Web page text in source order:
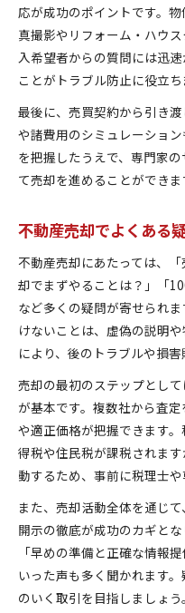
応が成功のポイントです。
真撮影やリフォーム・ハウ
入希望者からの質問には迅
ことがトラブル防止に役立ち
最後に、売買契約から引き
や諸費用のシミュレーショ
を把握したうえで、専門家
て売却を進めることができま
不動産売却でよくある
不動産売却にあたっては、
却でまずやることは？」「
など多くの疑問が寄せられ
けないことは、虚偽の説明
により、後のトラブルや損害
売却の最初のステップとし
が基本です。複数社から査
や適正価格が把握できます
得税や住民税が課税されま
動するため、事前に税理士
また、売却活動全体を通じ
開示の徹底が成功のカギと
「早めの準備と正確な情報
いった声も多く聞かれます
のいく取引を目指しましょう。